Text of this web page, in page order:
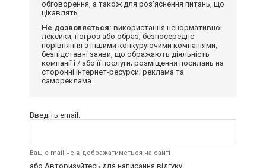
обговорення, а також для роз'яснення питань, що
цікавлять.
Не дозволяється: використання ненормативної
лексики, погроз або образ; безпосереднє
порівняння з іншими конкуруючими компаніями;
безпідставні заяви, що ображають діяльність
компанії і / або її послуги; розміщення посилань на
сторонні інтернет-ресурси; реклама та
самореклама.
Введіть email:
Ваш e-mail не відображатиметься на сайті
або Авторизуйтесь для написання відгуку